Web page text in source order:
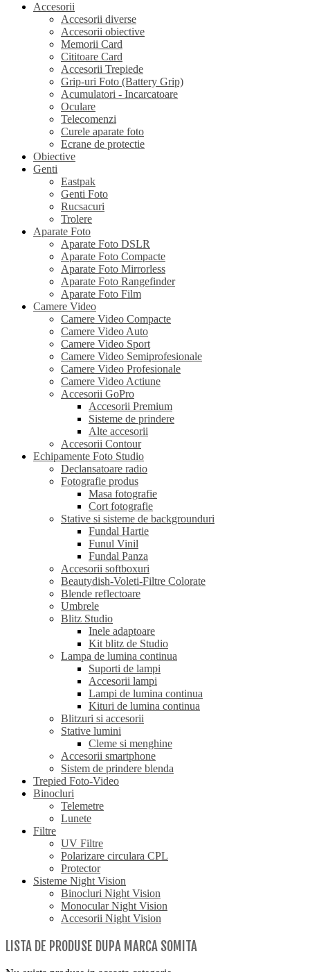
Accesorii
Accesorii diverse
Accesorii obiective
Memorii Card
Cititoare Card
Accesorii Trepiede
Grip-uri Foto (Battery Grip)
Acumulatori - Incarcatoare
Oculare
Telecomenzi
Curele aparate foto
Ecrane de protectie
Obiective
Genti
Eastpak
Genti Foto
Rucsacuri
Trolere
Aparate Foto
Aparate Foto DSLR
Aparate Foto Compacte
Aparate Foto Mirrorless
Aparate Foto Rangefinder
Aparate Foto Film
Camere Video
Camere Video Compacte
Camere Video Auto
Camere Video Sport
Camere Video Semiprofesionale
Camere Video Profesionale
Camere Video Actiune
Accesorii GoPro
Accesorii Premium
Sisteme de prindere
Alte accesorii
Accesorii Contour
Echipamente Foto Studio
Declansatoare radio
Fotografie produs
Masa fotografie
Cort fotografie
Stative si sisteme de backgrounduri
Fundal Hartie
Funul Vinil
Fundal Panza
Accesorii softboxuri
Beautydish-Voleti-Filtre Colorate
Blende reflectoare
Umbrele
Blitz Studio
Inele adaptoare
Kit blitz de Studio
Lampa de lumina continua
Suporti de lampi
Accesorii lampi
Lampi de lumina continua
Kituri de lumina continua
Blitzuri si accesorii
Stative lumini
Cleme si menghine
Accesorii smartphone
Sistem de prindere blenda
Trepied Foto-Video
Binocluri
Telemetre
Lunete
Filtre
UV Filtre
Polarizare circulara CPL
Protector
Sisteme Night Vision
Binocluri Night Vision
Monocular Night Vision
Accesorii Night Vision
LISTA DE PRODUSE DUPA MARCA SOMITA